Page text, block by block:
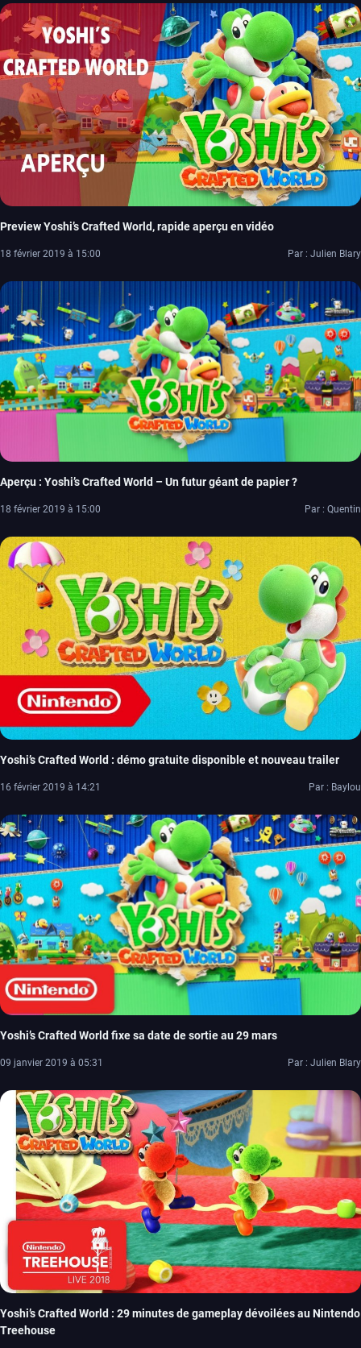
Preview Yoshi’s Crafted World, rapide aperçu en vidéo
18 février 2019 à 15:00 Par : Julien Blary
Aperçu : Yoshi’s Crafted World – Un futur géant de papier ?
18 février 2019 à 15:00 Par : Quentin
Yoshi’s Crafted World : démo gratuite disponible et nouveau trailer
16 février 2019 à 14:21 Par : Baylou
Yoshi’s Crafted World fixe sa date de sortie au 29 mars
09 janvier 2019 à 05:31 Par : Julien Blary
Yoshi’s Crafted World : 29 minutes de gameplay dévoilées au Nintendo
Treehouse